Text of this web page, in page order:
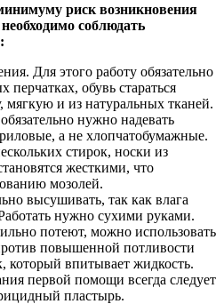
риск возникновения
соблюдать
Для этого работу обязательно
обувь стараться
мягкую и из натуральных тканей.
нужно надевать
а не хлопчатобумажные.
стирок, носки из
жесткими, что
мозолей.
высушивать, так как влага
нужно сухими руками.
потеют, можно использовать
повышенной потливости
который впитывает жидкость.
первой помощи всегда следует
пластырь.